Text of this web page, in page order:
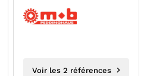
Voir les 2 références